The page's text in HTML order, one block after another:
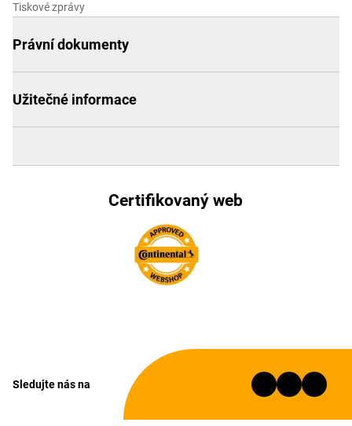
Tiskové zprávy
Právní dokumenty
Užitečné informace
Certifikovaný web
Sledujte nás na